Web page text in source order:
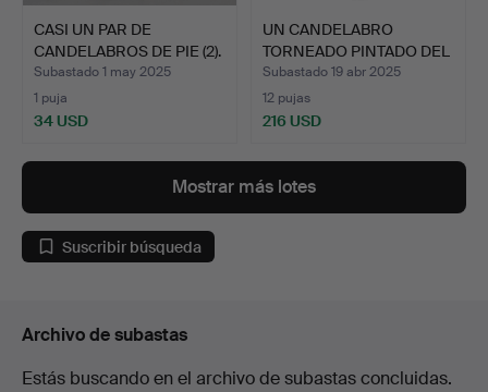
CASI UN PAR DE
CANDELABROS DE PIE (2).
Subastado 1 may 2025
1 puja
34 USD
UN CANDELABRO
TORNEADO PINTADO DEL
SIGLO X…
Subastado 19 abr 2025
12 pujas
216 USD
Mostrar más lotes
Suscribir búsqueda
Archivo de subastas
Estás buscando en el archivo de subastas concluidas.